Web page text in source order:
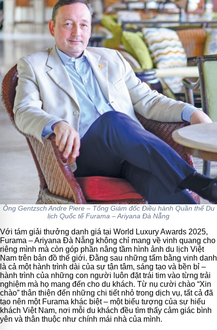
Ông Gentzsch Andre Piere – Tổng Giám đốc Điều hành Quần thể Du
lịch Quốc tế Furama – Ariyana Đà Nẵng
Với tám giải thưởng danh giá tại World Luxury Awards 2025,
Furama – Ariyana Đà Nẵng không chỉ mang về vinh quang cho
riêng mình mà còn góp phần nâng tầm hình ảnh du lịch Việt
Nam trên bản đồ thế giới. Đằng sau những tấm bằng vinh danh
là cả một hành trình dài của sự tận tâm, sáng tạo và bền bỉ –
hành trình của những con người luôn đặt trái tim vào từng trải
nghiệm mà họ mang đến cho du khách. Từ nụ cười chào “Xin
chào” thân thiện đến những chi tiết nhỏ trong dịch vụ, tất cả đã
tạo nên một Furama khác biệt – một biểu tượng của sự hiếu
khách Việt Nam, nơi mỗi du khách đều tìm thấy cảm giác bình
yên và thân thuộc như chính mái nhà của mình.